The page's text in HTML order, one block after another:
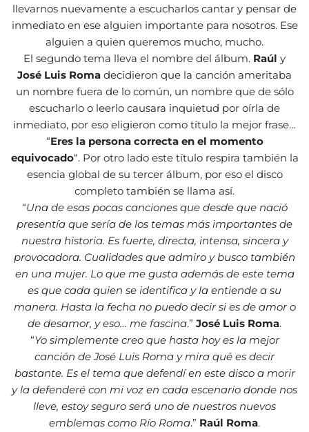
llevarnos nuevamente a escucharlos cantar y pensar de
inmediato en ese alguien importante para nosotros. Ese
alguien a quien queremos mucho, mucho.
El segundo tema lleva el nombre del álbum. Raúl y
José Luis Roma decidieron que la canción ameritaba
un nombre fuera de lo común, un nombre que de sólo
escucharlo o leerlo causara inquietud por oírla de
inmediato, por eso eligieron como título la mejor frase…
“Eres la persona correcta en el momento
equivocado“. Por otro lado este título respira también la
esencia global de su tercer álbum, por eso el disco
completo también se llama así.
“Una de esas pocas canciones que desde que nació
presentía que sería de los temas más importantes de
nuestra historia. Es fuerte, directa, intensa, sincera y
provocadora. Cualidades que admiro y busco también
en una mujer. Lo que me gusta además de este tema
es que cada quien se identifica y la entiende a su
manera. Hasta la fecha no puedo decir si es de amor o
de desamor, y eso… me fascina.” José Luis Roma.
“Yo simplemente creo que hasta hoy es la mejor
canción de José Luis Roma y mira qué es decir
bastante. Es el tema que defendí en este disco a morir
y la defenderé con mi voz en cada escenario donde nos
lleve, estoy seguro será uno de nuestros nuevos
emblemas como Río Roma.” Raúl Roma.